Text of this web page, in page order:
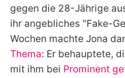
gegen die 28-Jährige
ihr angebliches "Fake-
Wochen machte Jona
Thema: Er behauptete,
mit ihm bei Prominent